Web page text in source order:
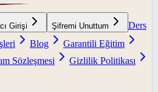
Girişi Şifremi Unuttum
Ders
Blog
Garantili Eğitim
Sözleşmesi
Gizlilik Politikası